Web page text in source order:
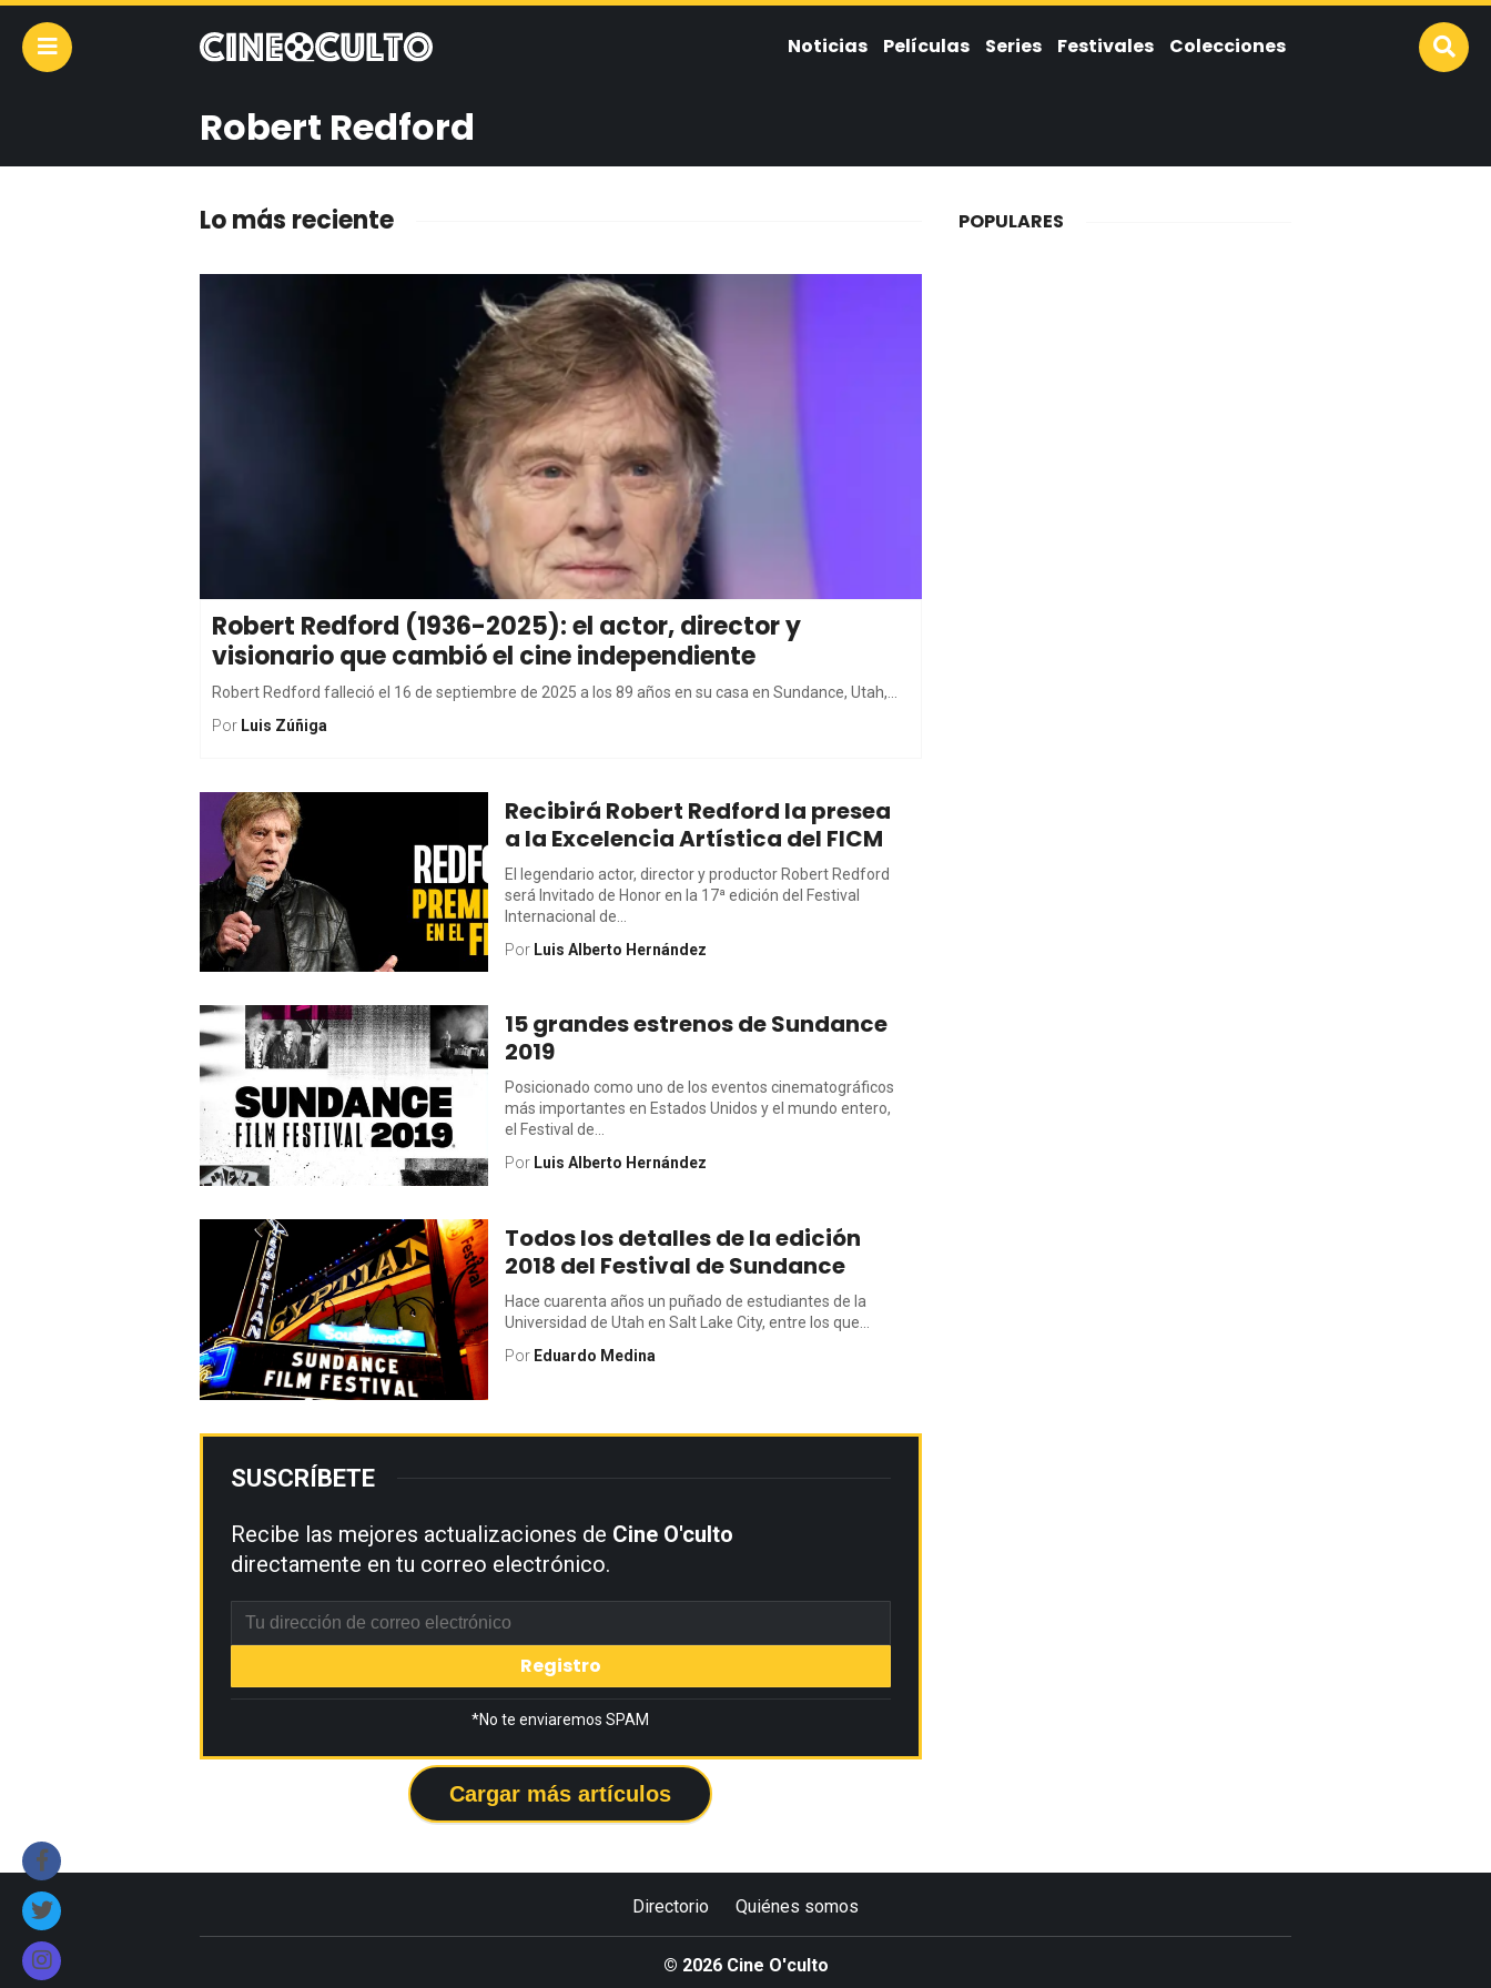
Noticias Películas Series Festivales Colecciones
Robert Redford
Lo más reciente
Robert Redford (1936-2025): el actor, director y
visionario que cambió el cine independiente
Robert Redford falleció el 16 de septiembre de 2025 a los 89 años en su casa en Sundance, Utah,...
Por Luis Zúñiga
Recibirá Robert Redford la presea
a la Excelencia Artística del FICM
El legendario actor, director y productor Robert Redford
será Invitado de Honor en la 17ª edición del Festival
Internacional de...
Por Luis Alberto Hernández
15 grandes estrenos de Sundance
2019
Posicionado como uno de los eventos cinematográficos
más importantes en Estados Unidos y el mundo entero,
el Festival de...
Por Luis Alberto Hernández
Todos los detalles de la edición
2018 del Festival de Sundance
Hace cuarenta años un puñado de estudiantes de la
Universidad de Utah en Salt Lake City, entre los que...
Por Eduardo Medina
SUSCRÍBETE
Recibe las mejores actualizaciones de Cine O'culto
directamente en tu correo electrónico.
*No te enviaremos SPAM
Cargar más artículos
POPULARES
Directorio Quiénes somos
© 2026 Cine O'culto